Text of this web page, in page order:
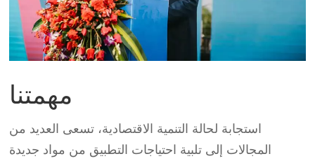
مهمتنا
استجابة لحالة التنمية الاقتصادية، تسعى العديد من
المجالات إلى تلبية احتياجات التطبيق من مواد جديدة